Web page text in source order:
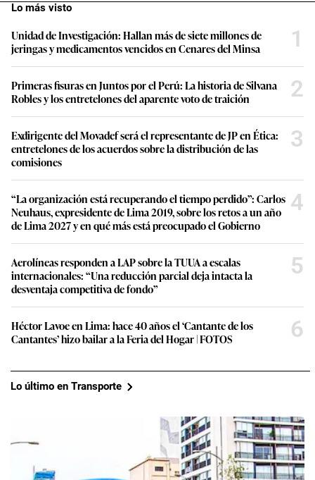
Lo más visto
Unidad de Investigación: Hallan más de siete millones de
jeringas y medicamentos vencidos en Cenares del Minsa
1
Primeras fisuras en Juntos por el Perú: La historia de Silvana
Robles y los entretelones del aparente voto de traición
2
Exdirigente del Movadef será el representante de JP en Ética:
entretelones de los acuerdos sobre la distribución de las
comisiones
3
“La organización está recuperando el tiempo perdido”: Carlos
Neuhaus, expresidente de Lima 2019, sobre los retos a un año
de Lima 2027 y en qué más está preocupado el Gobierno
4
Aerolíneas responden a LAP sobre la TUUA a escalas
internacionales: “Una reducción parcial deja intacta la
desventaja competitiva de fondo”
5
Héctor Lavoe en Lima: hace 40 años el ‘Cantante de los
Cantantes’ hizo bailar a la Feria del Hogar | FOTOS
6
Lo último en Transporte